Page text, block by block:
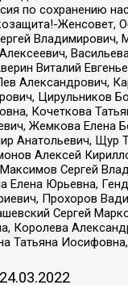
по сохранению
Женсовет,
Виталий
Александрович,
Цирульников
Кочеткова
Жемкова
Анатольевич,
Алексей
Сергей
Елена Юрьевна,
Прохоров
Сергей
Татьяна
24.03.2022